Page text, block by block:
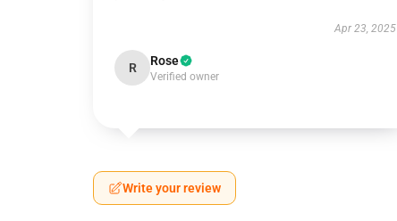
Apr 23, 2025
R Rose
Verified owner
Write your review